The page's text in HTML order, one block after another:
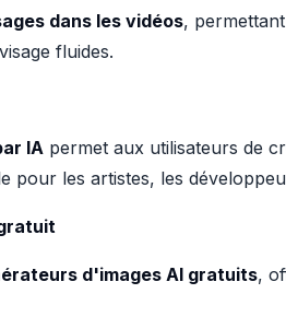
dans les vidéos,
fluides.
IA permet aux utilisateurs de
pour les artistes, les
d'images AI gratuits,